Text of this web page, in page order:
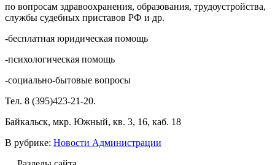
по вопросам здравоохранения, образования, трудоустройства,
службы судебных приставов РФ и др.
-бесплатная юридическая помощь
-психологическая помощь
-социально-бытовые вопросы
Тел. 8 (395)423-21-20.
Байкальск, мкр. Южный, кв. 3, 16, каб. 18
В рубрике: Новости Администрации